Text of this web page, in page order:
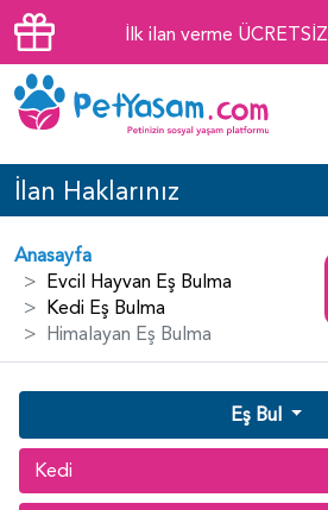
İlk ilan verme ÜCRETSİZ
İlan Haklarınız
Anasayfa
Evcil Hayvan Eş Bulma
Kedi Eş Bulma
Himalayan Eş Bulma
Eş Bul
Kedi